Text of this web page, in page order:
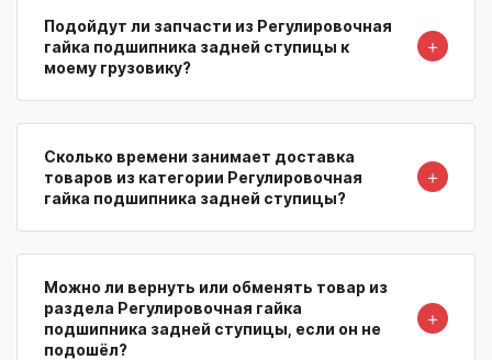
Подойдут ли запчасти из Регулировочная
гайка подшипника задней ступицы к
моему грузовику?
＋
Сколько времени занимает доставка
товаров из категории Регулировочная
гайка подшипника задней ступицы?
＋
Можно ли вернуть или обменять товар из
раздела Регулировочная гайка
подшипника задней ступицы, если он не
подошёл?
＋